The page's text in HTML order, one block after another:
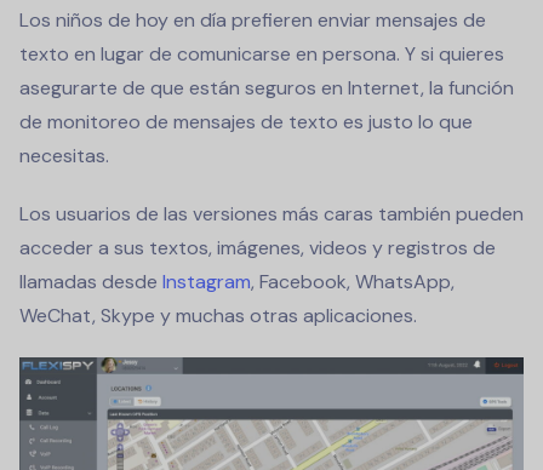
Los niños de hoy en día prefieren enviar mensajes de
texto en lugar de comunicarse en persona. Y si quieres
asegurarte de que están seguros en Internet, la función
de monitoreo de mensajes de texto es justo lo que
necesitas.
Los usuarios de las versiones más caras también pueden
acceder a sus textos, imágenes, videos y registros de
llamadas desde Instagram, Facebook, WhatsApp,
WeChat, Skype y muchas otras aplicaciones.